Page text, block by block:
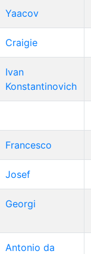
Yaacov
Craigie
Ivan
Konstantinovich
Francesco
Josef
Georgi
Antonio da